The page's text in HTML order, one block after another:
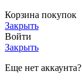
Корзина покупок
Закрыть
Войти
Закрыть
Еще нет аккаунта?